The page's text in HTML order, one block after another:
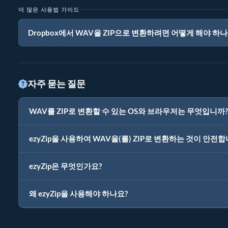
더 많은 사용법 가이드
Dropbox에서 WAV을 ZIP으로 변환하려면 어떻게 해야 하
자주 묻는 질문
WAV를 ZIP로 변환할 수 있는 OS와 브라우저는 무엇입니까?
ezyZip을 사용하여 WAV을(를) ZIP로 변환하는 것이 안전합
ezyZip은 무엇인가요?
왜 ezyZip을 사용해야 하나요?